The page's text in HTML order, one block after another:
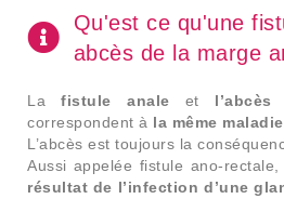
Qu'est ce qu'une
abcès de la marge
Lafistule anale et
correspondent à la même maladie
L’abcès est toujours la
Aussi appelée fistule ano-
résultat de l’infection d’une